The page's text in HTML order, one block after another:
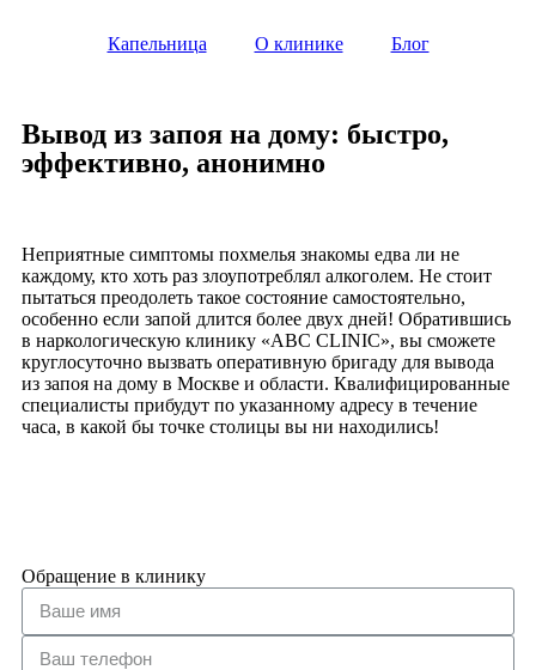
Капельница О клинике Блог
Вывод из запоя на дому: быстро,
эффективно, анонимно
Неприятные симптомы похмелья знакомы едва ли не
каждому, кто хоть раз злоупотреблял алкоголем. Не стоит
пытаться преодолеть такое состояние самостоятельно,
особенно если запой длится более двух дней! Обратившись
в наркологическую клинику «ABC CLINIC», вы сможете
круглосуточно вызвать оперативную бригаду для вывода
из запоя на дому в Москве и области. Квалифицированные
специалисты прибудут по указанному адресу в течение
часа, в какой бы точке столицы вы ни находились!
Обращение в клинику